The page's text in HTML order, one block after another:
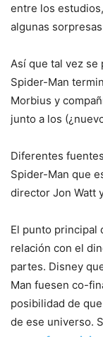
entre los
algunas
Así que tal vez se
Spider-Man
Morbius y
junto a los
Diferentes
Spider-Man que
director Jon Watt
El punto principal
relación con el
partes. Disney
Man fuesen co-
posibilidad de
de ese universo.